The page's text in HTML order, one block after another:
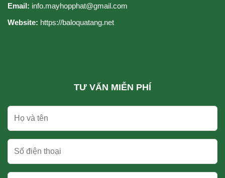
Email: info.mayhopphat@gmail.com
Website: https://baloquatang.net
TƯ VẤN MIỄN PHÍ